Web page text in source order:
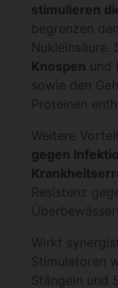
stimulieren
begrenzen
Nukleinsäure.
Knospen und
sowie den
Proteinen
Weitere
gegen
Resistenz
Wirkt
Stimulatoren
Stängeln und